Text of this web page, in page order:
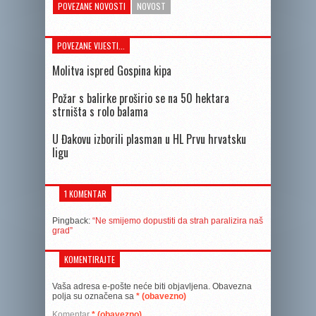
POVEZANE NOVOSTI NOVOST
POVEZANE VIJESTI...
Molitva ispred Gospina kipa
Požar s balirke proširio se na 50 hektara
strništa s rolo balama
U Đakovu izborili plasman u HL Prvu hrvatsku
ligu
1 KOMENTAR
Pingback: “Ne smijemo dopustiti da strah paralizira naš
grad”
KOMENTIRAJTE
Vaša adresa e-pošte neće biti objavljena. Obavezna
polja su označena sa * (obavezno)